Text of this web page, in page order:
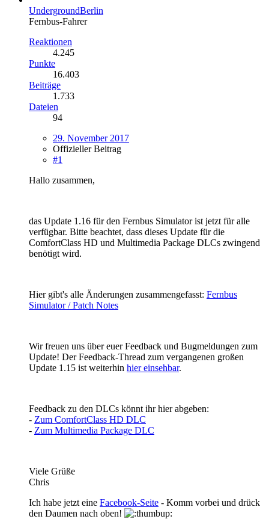
UndergroundBerlin
Fernbus-Fahrer
Reaktionen
4.245
Punkte
16.403
Beiträge
1.733
Dateien
94
29. November 2017
Offizieller Beitrag
#1
Hallo zusammen,
das Update 1.16 für den Fernbus Simulator ist jetzt für alle
verfügbar. Bitte beachtet, dass dieses Update für die
ComfortClass HD und Multimedia Package DLCs zwingend
benötigt wird.
Hier gibt's alle Änderungen zusammengefasst: Fernbus
Simulator / Patch Notes
Wir freuen uns über euer Feedback und Bugmeldungen zum
Update! Der Feedback-Thread zum vergangenen großen
Update 1.15 ist weiterhin hier einsehbar.
Feedback zu den DLCs könnt ihr hier abgeben:
- Zum ComfortClass HD DLC
- Zum Multimedia Package DLC
Viele Grüße
Chris
Ich habe jetzt eine Facebook-Seite - Komm vorbei und drück
den Daumen nach oben!